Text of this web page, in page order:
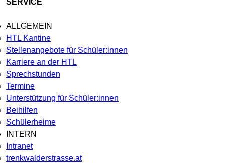
SERVICE
ALLGEMEIN
HTL Kantine
Stellenangebote für Schüler:innen
Karriere an der HTL
Sprechstunden
Termine
Unterstützung für Schüler:innen
Beihilfen
Schülerheime
INTERN
Intranet
trenkwalderstrasse.at